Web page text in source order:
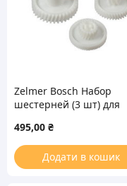
Zelmer Bosch Набор
шестерней (3 шт) для
00793635, 00793638)
495,00 ₴
Додати в кошик